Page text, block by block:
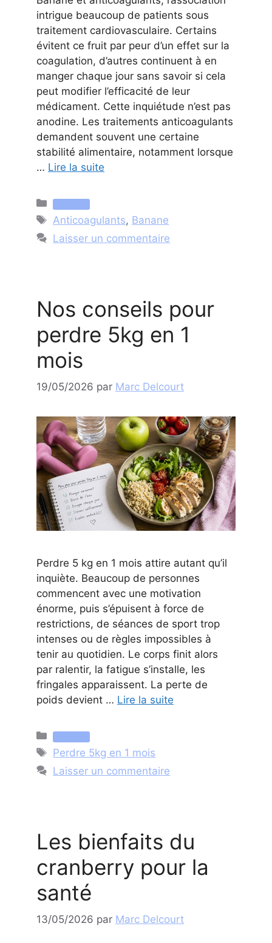
intrigue beaucoup de patients sous
traitement cardiovasculaire. Certains
évitent ce fruit par peur d’un effet sur la
coagulation, d’autres continuent à en
manger chaque jour sans savoir si cela
peut modifier l’efficacité de leur
médicament. Cette inquiétude n’est pas
anodine. Les traitements anticoagulants
demandent souvent une certaine
stabilité alimentaire, notamment lorsque
… Lire la suite
Catégories
Étiquettes
Anticoagulants, Banane
Laisser un commentaire
Nos conseils pour
perdre 5kg en 1
mois
19/05/2026 par Marc Delcourt
Perdre 5 kg en 1 mois attire autant qu’il
inquiète. Beaucoup de personnes
commencent avec une motivation
énorme, puis s’épuisent à force de
restrictions, de séances de sport trop
intenses ou de règles impossibles à
tenir au quotidien. Le corps finit alors
par ralentir, la fatigue s’installe, les
fringales apparaissent. La perte de
poids devient … Lire la suite
Catégories
Étiquettes
Perdre 5kg en 1 mois
Laisser un commentaire
Les bienfaits du
cranberry pour la
santé
13/05/2026 par Marc Delcourt